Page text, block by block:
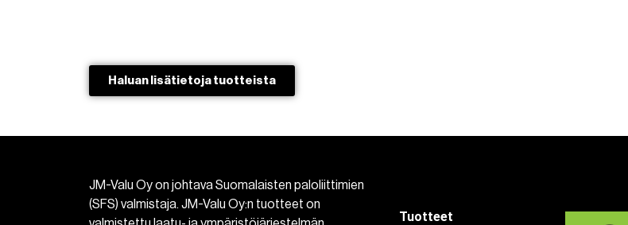
Haluan lisätietoja tuotteista​
JM-Valu Oy on johtava Suomalaisten paloliittimien
(SFS) valmistaja. JM-Valu Oy:n tuotteet on
Tuotteet